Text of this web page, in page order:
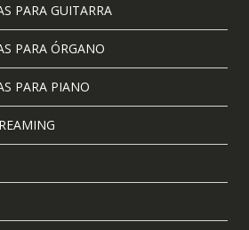
PARA GUITARRA
PARA ÓRGANO
PARA PIANO